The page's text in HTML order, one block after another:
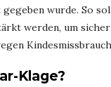
wurde. So
werden, um
Klage?